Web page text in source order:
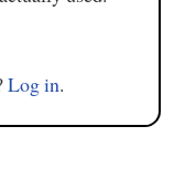
Log in.